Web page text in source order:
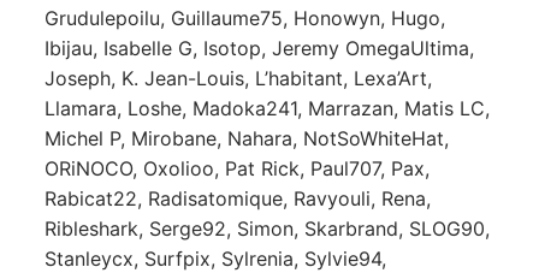
Grudulepoilu, Guillaume75, Honowyn, Hugo,
Ibijau, Isabelle G, Isotop, Jeremy OmegaUltima,
Joseph, K. Jean-Louis, L’habitant, Lexa’Art,
Llamara, Loshe, Madoka241, Marrazan, Matis LC,
Michel P, Mirobane, Nahara, NotSoWhiteHat,
ORiNOCO, Oxolioo, Pat Rick, Paul707, Pax,
Rabicat22, Radisatomique, Ravyouli, Rena,
Ribleshark, Serge92, Simon, Skarbrand, SLOG90,
Stanleycx, Surfpix, Sylrenia, Sylvie94,